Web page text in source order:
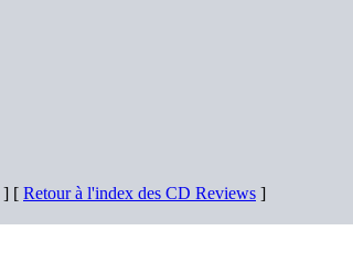
] [ Retour à l'index des CD Reviews ]